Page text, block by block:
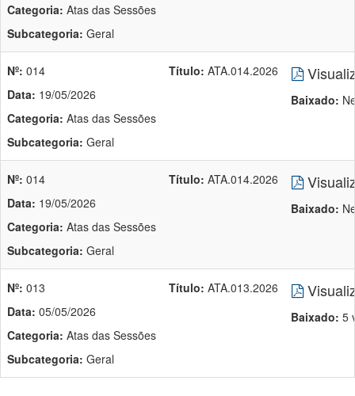
Categoria: Atas das Sessões
Subcategoria: Geral
Nº: 014
Data: 19/05/2026
Categoria: Atas das Sessões
Subcategoria: Geral
Título: ATA.014.2026
Baixado:
Nº: 014
Data: 19/05/2026
Categoria: Atas das Sessões
Subcategoria: Geral
Título: ATA.014.2026
Baixado:
Nº: 013
Data: 05/05/2026
Categoria: Atas das Sessões
Subcategoria: Geral
Título: ATA.013.2026
Baixado: 5